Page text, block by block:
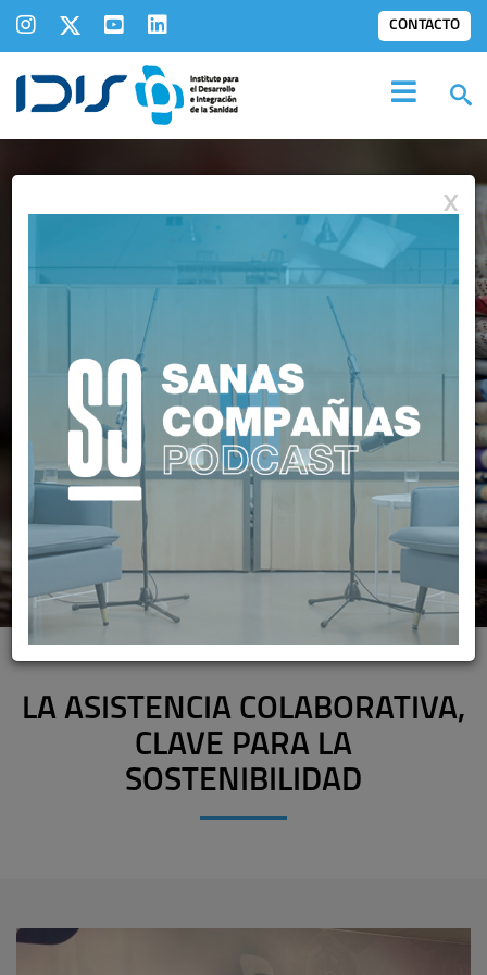
CONTACTO
IDIS EN LOSMEDIOS
LA ASISTENCIA COLABORATIVA,
CLAVE PARA LA
SOSTENIBILIDAD
X